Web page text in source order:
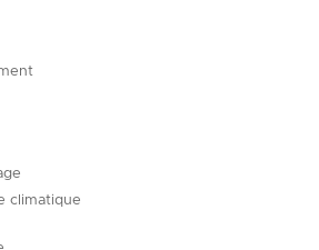
climatique